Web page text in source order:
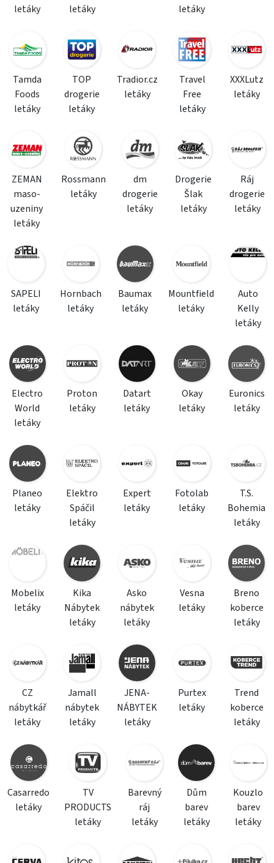
letáky
letáky
letáky
Tamda
Foods
letáky
TOP
drogerie
letáky
Tradior.cz
letáky
Travel
Free
letáky
XXXLutz
letáky
ZEMAN
maso-
uzeniny
letáky
Rossmann
letáky
dm
drogerie
letáky
Drogerie
Šlak
letáky
Ráj
drogerie
letáky
SAPELI
letáky
Hornbach
letáky
Baumax
letáky
Mountfield
letáky
Auto
Kelly
letáky
Electro
World
letáky
Proton
letáky
Datart
letáky
Okay
letáky
Euronics
letáky
Planeo
letáky
Elektro
Spáčil
letáky
Expert
letáky
Fotolab
letáky
T.S.
Bohemia
letáky
Mobelix
letáky
Kika
Nábytek
letáky
Asko
nábytek
letáky
Vesna
letáky
Breno
koberce
letáky
CZ
nábytkář
letáky
Jamall
nábytek
letáky
JENA-
NÁBYTEK
letáky
Purtex
letáky
Trend
koberce
letáky
Casarredo
letáky
TV
PRODUCTS
letáky
Barevný
ráj
letáky
Dům
barev
letáky
Kouzlo
barev
letáky